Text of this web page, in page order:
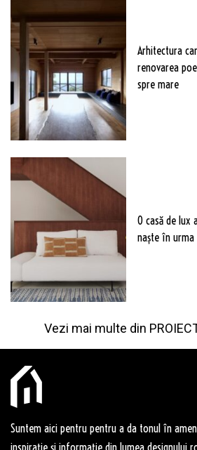
Arhitectura
renovarea
spre mare
O casă de lux
naște în urma
Vezi mai multe din
Suntem aici pentru pentru a da tonul în
inspirație și informație din lumea designului